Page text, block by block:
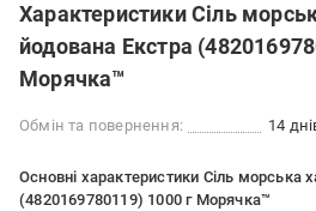
Характеристики Сіль
йодована Екстра
Морячка™
Обмін та повернення: 14
Основні характеристики Сіль морська
(4820169780119) 1000 г Морячка™